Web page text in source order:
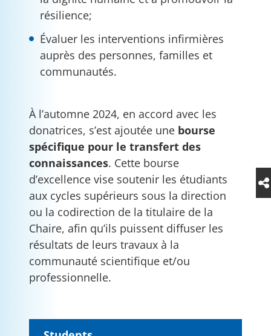
résilience;
Évaluer les interventions infirmières
auprès des personnes, familles et
communautés.
À l’automne 2024, en accord avec les
donatrices, s’est ajoutée une bourse
spécifique pour le transfert des
connaissances. Cette bourse
d’excellence vise soutenir les étudiants
aux cycles supérieurs sous la direction
ou la codirection de la titulaire de la
Chaire, afin qu’ils puissent diffuser les
résultats de leurs travaux à la
communauté scientifique et/ou
professionnelle.